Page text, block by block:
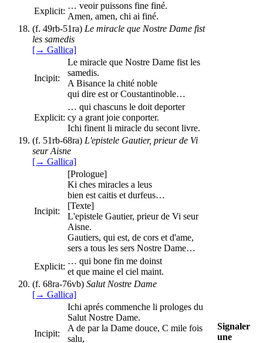
Explicit:
… veoir puissons fine finé.
Amen, amen, chi ai finé.
(f. 49rb-51ra) Le miracle que Nostre Dame fist
les samedis
[→ Gallica]
Incipit:
Le miracle que Nostre Dame fist les
samedis.
A Bisance la chité noble
qui dire est or Coustantinoble…
Explicit:
… qui chascuns le doit deporter
cy a grant joie conporter.
Ichi finent li miracle du secont livre.
(f. 51rb-68ra) L'epistele Gautier, prieur de Vi
seur Aisne
[→ Gallica]
Incipit:
[Prologue]
Ki ches miracles a leus
bien est caitis et durfeus…
[Texte]
L'epistele Gautier, prieur de Vi seur
Aisne.
Gautiers, qui est, de cors et d'ame,
sers a tous les sers Nostre Dame…
Explicit:
… qui bone fin me doinst
et que maine el ciel maint.
(f. 68ra-76vb) Salut Nostre Dame
[→ Gallica]
Incipit:
Ichi aprés commenche li prologes du
Salut Nostre Dame.
A de par la Dame douce, C mile fois
salu,
Signaler
une